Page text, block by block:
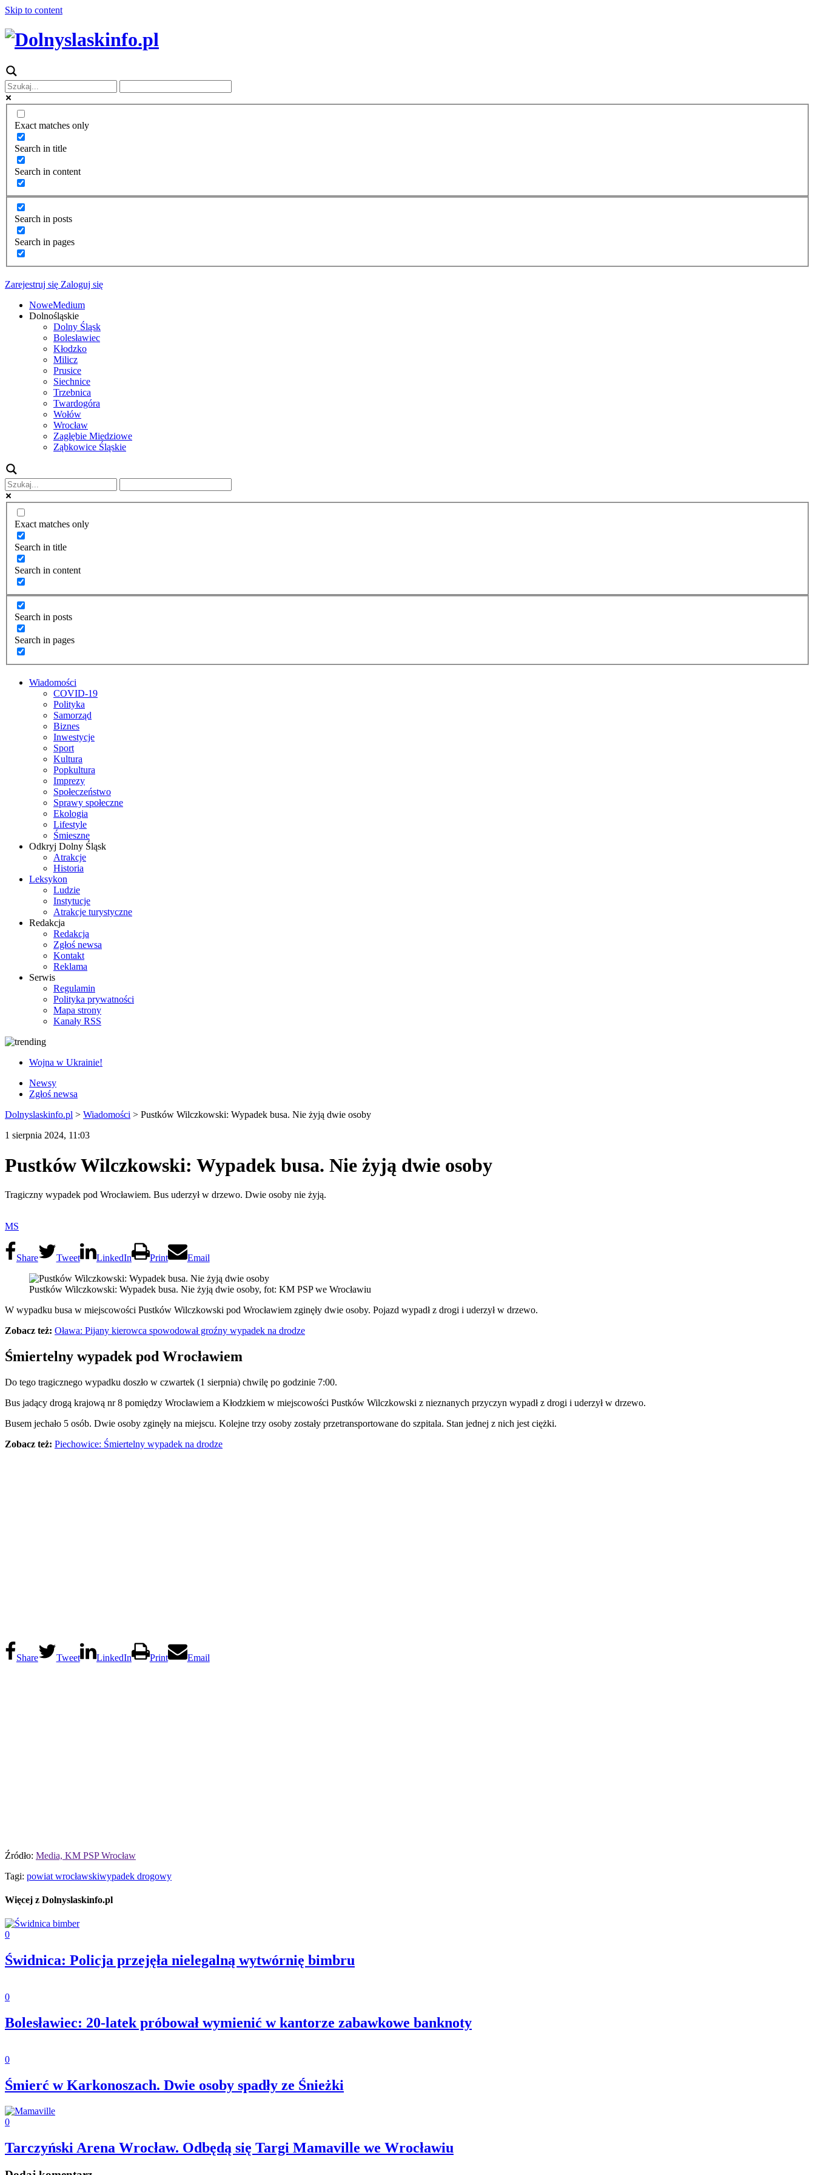
Skip to content
Exact matches only
Search in title
Search in content
Search in posts
Search in pages
Zarejestruj się Zaloguj się
NoweMedium
Dolnośląskie
Dolny Śląsk
Bolesławiec
Kłodzko
Milicz
Prusice
Siechnice
Trzebnica
Twardogóra
Wołów
Wrocław
Zagłębie Miedziowe
Ząbkowice Śląskie
Exact matches only
Search in title
Search in content
Search in posts
Search in pages
Wiadomości
COVID-19
Polityka
Samorząd
Biznes
Inwestycje
Sport
Kultura
Popkultura
Imprezy
Społeczeństwo
Sprawy społeczne
Ekologia
Lifestyle
Śmieszne
Odkryj Dolny Śląsk
Atrakcje
Historia
Leksykon
Ludzie
Instytucje
Atrakcje turystyczne
Redakcja
Redakcja
Zgłoś newsa
Kontakt
Reklama
Serwis
Regulamin
Polityka prywatności
Mapa strony
Kanały RSS
Wojna w Ukrainie!
Newsy
Zgłoś newsa
Dolnyslaskinfo.pl > Wiadomości > Pustków Wilczkowski: Wypadek busa. Nie żyją dwie osoby
1 sierpnia 2024, 11:03
Pustków Wilczkowski: Wypadek busa. Nie żyją dwie osoby
Tragiczny wypadek pod Wrocławiem. Bus uderzył w drzewo. Dwie osoby nie żyją.
MS
Share Tweet LinkedIn Print Email
Pustków Wilczkowski: Wypadek busa. Nie żyją dwie osoby, fot: KM PSP we Wrocławiu
W wypadku busa w miejscowości Pustków Wilczkowski pod Wrocławiem zginęły dwie osoby. Pojazd wypadł z drogi i uderzył w drzewo.
Zobacz też: Oława: Pijany kierowca spowodował groźny wypadek na drodze
Śmiertelny wypadek pod Wrocławiem
Do tego tragicznego wypadku doszło w czwartek (1 sierpnia) chwilę po godzinie 7:00.
Bus jadący drogą krajową nr 8 pomiędzy Wrocławiem a Kłodzkiem w miejscowości Pustków Wilczkowski z nieznanych przyczyn wypadł z drogi i uderzył w drzewo.
Busem jechało 5 osób. Dwie osoby zginęły na miejscu. Kolejne trzy osoby zostały przetransportowane do szpitala. Stan jednej z nich jest ciężki.
Zobacz też: Piechowice: Śmiertelny wypadek na drodze
Share Tweet LinkedIn Print Email
Źródło: Media, KM PSP Wrocław
Tagi: powiat wrocławskiwypadek drogowy
Więcej z Dolnyslaskinfo.pl
0
Świdnica: Policja przejęła nielegalną wytwórnię bimbru
0
Bolesławiec: 20-latek próbował wymienić w kantorze zabawkowe banknoty
0
Śmierć w Karkonoszach. Dwie osoby spadły ze Śnieżki
0
Tarczyński Arena Wrocław. Odbędą się Targi Mamaville we Wrocławiu